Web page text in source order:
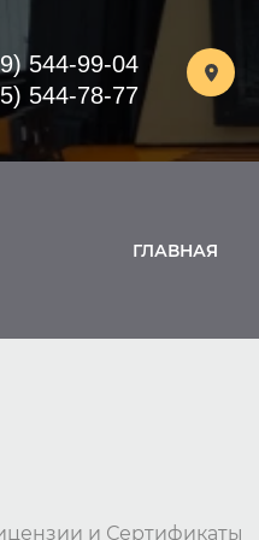
544-99-04
544-78-77
ГЛАВНАЯ
и Сертификаты